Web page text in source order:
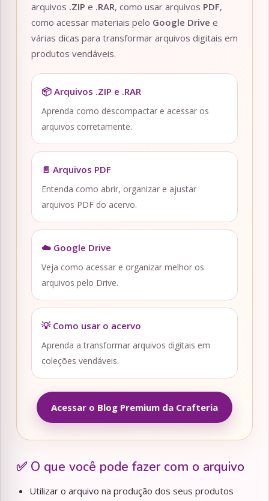
arquivos .ZIP e .RAR, como usar arquivos PDF,
como acessar materiais pelo Google Drive e
várias dicas para transformar arquivos digitais em
produtos vendáveis.
📦 Arquivos .ZIP e .RAR
Aprenda como descompactar e acessar os
arquivos corretamente.
📄 Arquivos PDF
Entenda como abrir, organizar e ajustar
arquivos PDF do acervo.
☁️ Google Drive
Veja como acessar e organizar melhor os
arquivos pelo Drive.
💡 Como usar o acervo
Aprenda a transformar arquivos digitais em
coleções vendáveis.
Acessar o Blog Premium da Crafteria
✅ O que você pode fazer com o arquivo
Utilizar o arquivo na produção dos seus produtos